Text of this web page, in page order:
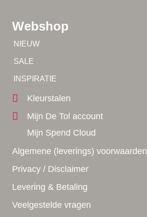
Webshop
NIEUW
SALE
INSPIRATIE
Kleurstalen
Mijn De Tol account
Mijn Spend Cloud
Algemene (leverings) voorwaarden
Privacy / Disclaimer
Levering & Betaling
Veelgestelde vragen